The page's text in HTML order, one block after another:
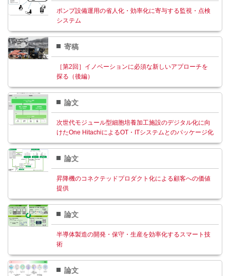
ポンプ設備運用の省人化・効率化に寄与する監視・点検
システム
寄稿
［第2回］イノベーションに必須な新しいアプローチを
探る（後編）
論文
次世代モジュール型細胞培養加工施設のデジタル化に向
けたOne HitachiによるOT・ITシステムとのパッケージ化
論文
昇降機のコネクテッドプロダクト化による顧客への価値
提供
論文
半導体製造の開発・保守・生産を効率化するスマート技
術
論文